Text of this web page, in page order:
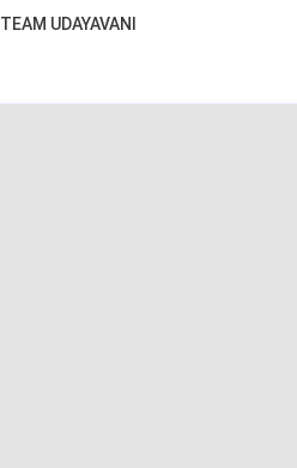
TEAM UDAYAVANI